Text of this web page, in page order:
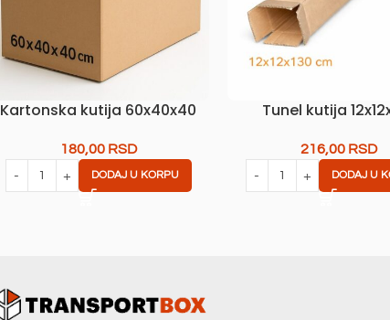
Kartonska kutija 60x40x40
180,00 RSD
DODAJ U KORPU
Tunel kutija
216,00 RSD
DODAJ U